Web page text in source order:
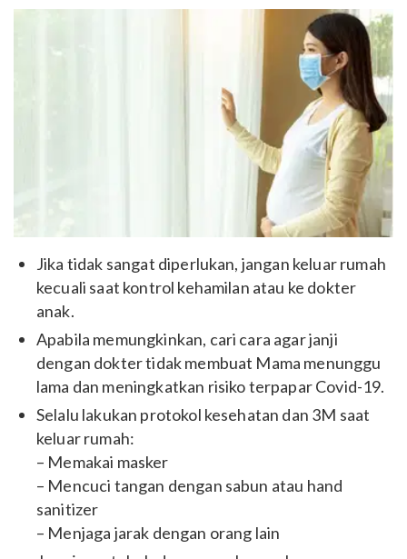
Jika tidak sangat diperlukan, jangan keluar rumah
kecuali saat kontrol kehamilan atau ke dokter
anak.
Apabila memungkinkan, cari cara agar janji
dengan dokter tidak membuat Mama menunggu
lama dan meningkatkan risiko terpapar Covid-19.
Selalu lakukan protokol kesehatan dan 3M saat
keluar rumah:
– Memakai masker
– Mencuci tangan dengan sabun atau hand
sanitizer
– Menjaga jarak dengan orang lain